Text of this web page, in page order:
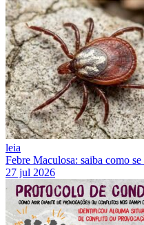
leia
Febre Maculosa: saiba como
27 jul 2026